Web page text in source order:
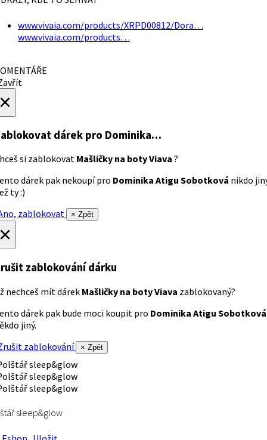
www.vivaia.com/products/XRPD00812/Dora…
www.vivaia.com/products…
dárek pro Dominika…
si zablokovat Mašličky na boty Viava ?
dárek pak nekoupí pro Dominika Atigu Sobotková nikdo
ty :)
zablokovat
× Zpět
zablokování dárku
nechceš mít dárek Mašličky na boty Viava zablokovaný?
dárek pak bude moci koupit pro Dominika Atigu Sobotková
jiný.
zablokování
× Zpět
sleep&glow